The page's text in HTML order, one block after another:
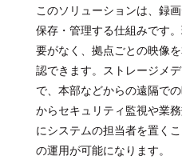
このソリューションは、録
保存・管理する仕組みです
要がなく、拠点ごとの映像
認できます。ストレージメ
で、本部などからの遠隔で
からセキュリティ監視や業
にシステムの担当者を置く
の運用が可能になります。